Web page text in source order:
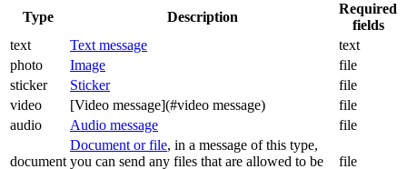
Type Description
Required
fields
text
Text message
text
photo
Image
file
sticker
Sticker
file
video
[Video message](#video message)
file
audio
Audio message file
document
Document or file, in a message of this type,
you can send any files that are allowed to be
file